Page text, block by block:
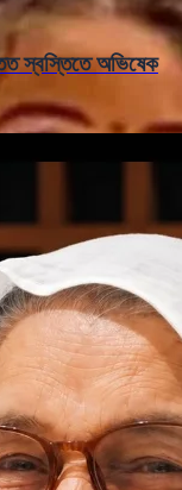
স্বস্তিতে অভিষেক